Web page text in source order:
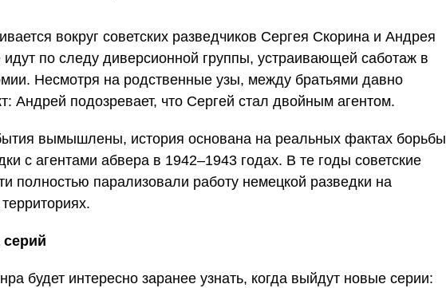
вокруг советских разведчиков Сергея Скорина и Андрея
по следу диверсионной группы, устраивающей саботаж в
Несмотря на родственные узы, между братьями давно
Андрей подозревает, что Сергей стал двойным агентом.
вымышлены, история основана на реальных фактах борьбы
с агентами абвера в 1942–1943 годах. В те годы советские
полностью парализовали работу немецкой разведки на
будет интересно заранее узнать, когда выйдут новые серии: